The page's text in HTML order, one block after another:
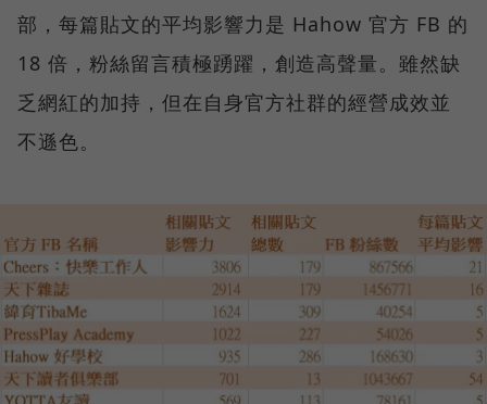
部，每篇貼文的平均影響力是 Hahow 官方 FB 的
18 倍，粉絲留言積極踴躍，創造高聲量。雖然缺
乏網紅的加持，但在自身官方社群的經營成效並
不遜色。